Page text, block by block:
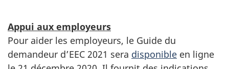
Appui aux employeurs
Pour aider les employeurs, le Guide du
demandeur d’EEC 2021 sera disponible en ligne